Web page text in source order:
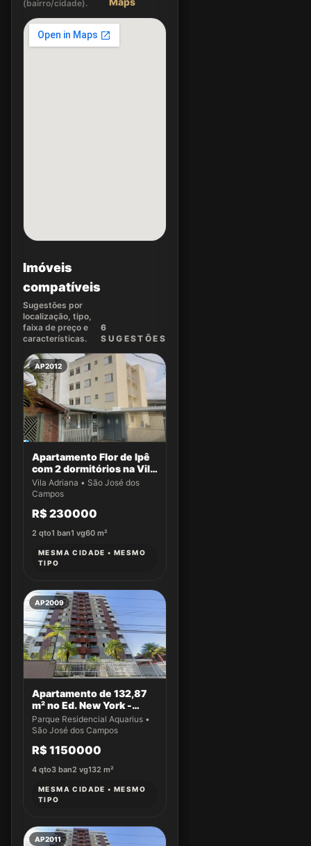
(bairro/cidade).
Imóveis
compatíveis
Sugestões por
localização, tipo,
faixa de preço e
características.
6
SUGEST ÕES
AP2012
Apartamento Flor de Ipê
com 2 dormitórios na Vila
Adriana
Vila Adriana • São José dos
Campos
R$ 230000
2 qto1 ban1 vg60 m²
MESMA CIDADE • MESMO
TIPO
AP2009
Apartamento de 132,87
m² no Ed. New York -
Apto 14
Parque Residencial Aquarius •
São José dos Campos
R$ 1150000
4 qto3 ban2 vg132 m²
MESMA CIDADE • MESMO
TIPO
AP2011